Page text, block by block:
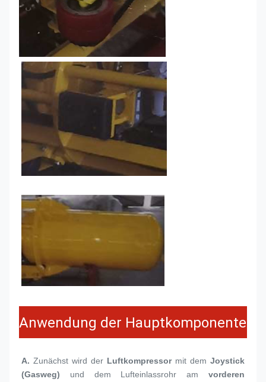
Anwendung der Hauptkomponente
A. Zunächst wird der Luftkompressor mit dem Joystick
(Gasweg) und dem Lufteinlassrohr am vorderen